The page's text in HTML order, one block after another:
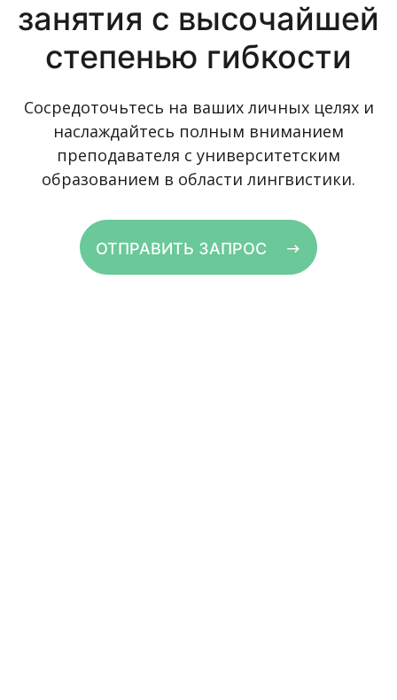
занятия с высочайшей
степенью гибкости
Сосредоточьтесь на ваших личных целях и
наслаждайтесь полным вниманием
преподавателя с университетским
образованием в области лингвистики.
ОТПРАВИТЬ ЗАПРОС